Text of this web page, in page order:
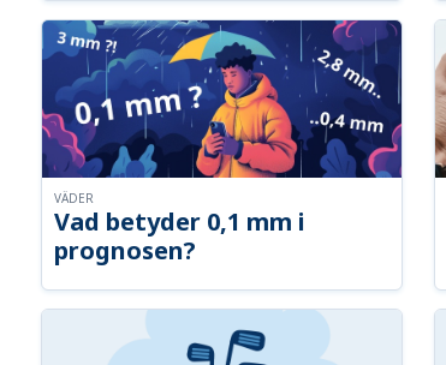
Vad betyder 0,1 mm i
prognosen?
VÄDER